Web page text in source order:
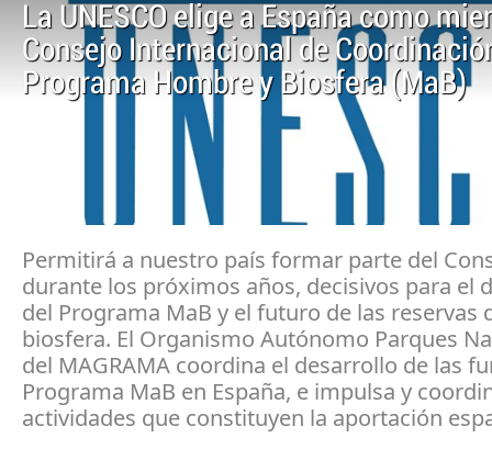
La UNESCO elige a España como
Consejo Internacional de
Programa Hombre y Biosfera (MaB)
Permitirá a nuestro país formar parte del
durante los próximos años, decisivos para el
del Programa MaB y el futuro de las reservas
biosfera. El Organismo Autónomo Parques
del MAGRAMA coordina el desarrollo de las
Programa MaB en España, e impulsa y
actividades que constituyen la aportación